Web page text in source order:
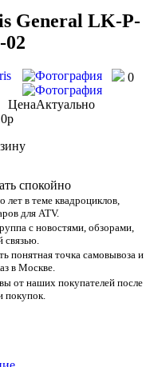
General LK-P-
02
0
ЦенаАктуально
p
спокойно
лет в теме квадроциклов,
для ATV.
с новостями, обзорами,
связью.
понятная точка самовывоза и
в Москве.
от наших покупателей после
покупок.